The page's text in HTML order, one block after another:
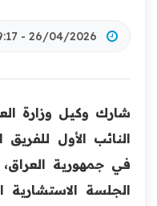
26/04/2026 - 09:17 صباحًا
شارك وكيل وزارة
النائب الأول
في جمهورية
الجلسة الاستشارية